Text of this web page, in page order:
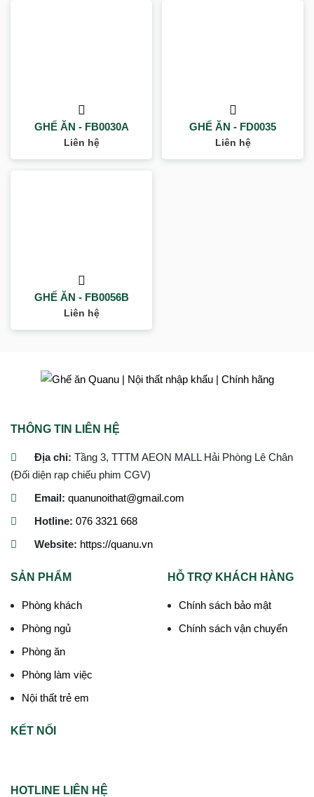
GHẾ ĂN - FB0030A
Liên hệ
GHẾ ĂN - FD0035
Liên hệ
GHẾ ĂN - FB0056B
Liên hệ
THÔNG TIN LIÊN HỆ
Địa chỉ: Tầng 3, TTTM AEON MALL Hải Phòng Lê Chân
(Đối diện rạp chiếu phim CGV)
Email: quanunoithat@gmail.com
Hotline: 076 3321 668
Website: https://quanu.vn
SẢN PHẨM
Phòng khách
Phòng ngủ
Phòng ăn
Phòng làm việc
Nội thất trẻ em
HỖ TRỢ KHÁCH HÀNG
Chính sách bảo mật
Chính sách vận chuyển
KẾT NỐI
HOTLINE LIÊN HỆ